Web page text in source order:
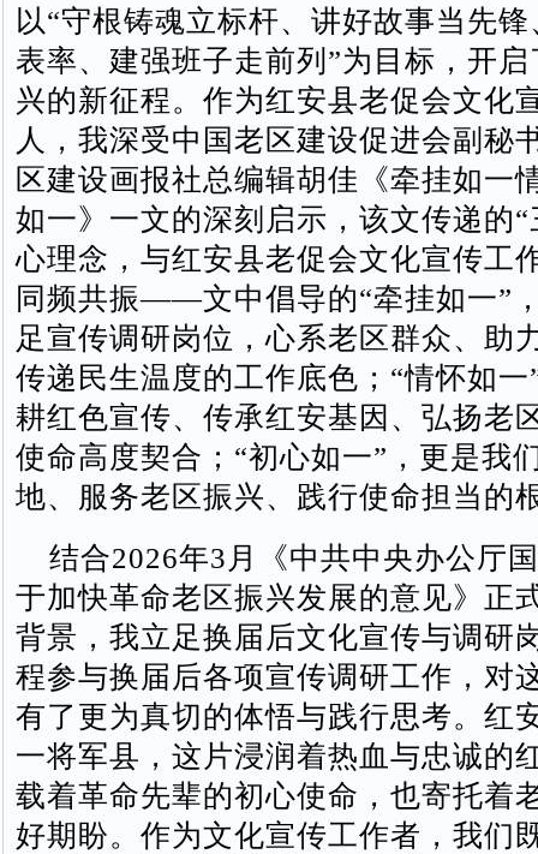
以“守根铸魂立标杆、讲好故事当先
表率、建强班子走前列”为目标，开
兴的新征程。作为红安县老促会文化
人，我深受中国老区建设促进会副秘
区建设画报社总编辑胡佳《牵挂如一
如一》一文的深刻启示，该文传递的“
心理念，与红安县老促会文化宣传工
同频共振——文中倡导的“牵挂如一”
足宣传调研岗位，心系老区群众、助
传递民生温度的工作底色；“情怀如一
耕红色宣传、传承红安基因、弘扬老
使命高度契合；“初心如一”，更是我
地、服务老区振兴、践行使命担当的
结合2026年3月《中共中央办公厅
于加快革命老区振兴发展的意见》正
背景，我立足换届后文化宣传与调研
程参与换届后各项宣传调研工作，对
有了更为真切的体悟与践行思考。红
一将军县，这片浸润着热血与忠诚的
载着革命先辈的初心使命，也寄托着
好期盼。作为文化宣传工作者，我们